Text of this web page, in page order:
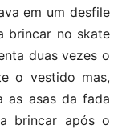
em um desfile
brincar no skate
duas vezes o
o vestido mas,
as asas da fada
brincar após o